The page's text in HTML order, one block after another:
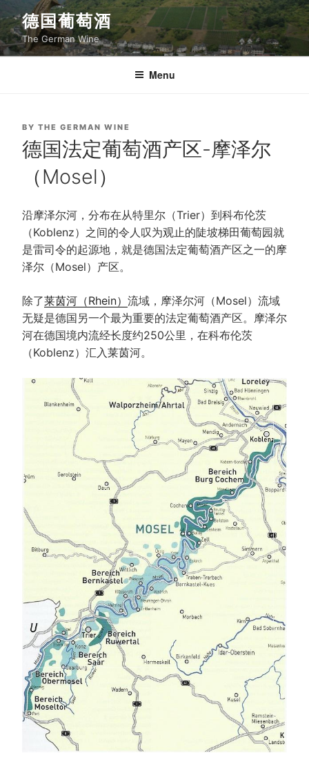
to
content
德国葡萄酒
The German Wine
Menu
POSTED
ON
BY THE GERMAN WINE
德国法定葡萄酒产区-摩泽尔
（Mosel）
沿摩泽尔河，分布在从特里尔（Trier）到科布伦茨
（Koblenz）之间的令人叹为观止的陡坡梯田葡萄园就
是雷司令的起源地，就是德国法定葡萄酒产区之一的摩
泽尔（Mosel）产区。
除了莱茵河（Rhein） 流域，摩泽尔河（Mosel）流域
无疑是德国另一个最为重要的法定葡萄酒产区。摩泽尔
河在德国境内流经长度约250公里，在科布伦茨
（Koblenz）汇入莱茵河。